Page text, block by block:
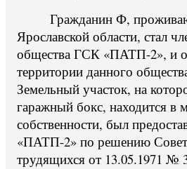
Гражданин Ф,
Ярославской области, стал
общества ГСК «ПАТП-2», и
территории данного
Земельный участок, на
гаражный бокс, находится в
собственности, был
«ПАТП-2» по решению
трудящихся от 13.05.1971 №